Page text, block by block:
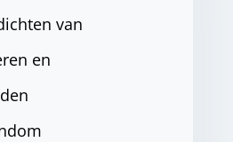
van
en